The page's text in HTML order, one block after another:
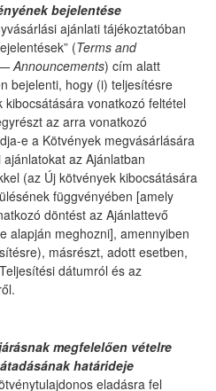
bejelentése
ajánlati tájékoztatóban
(Terms and
Announcements) cím alatt
bejelenti, hogy (i) teljesítésre
vonatkozó feltétel
az arra vonatkozó
e a Kötvények megvásárlására
az Ajánlatban
(az Új kötvények kibocsátására
függvényében [amely
döntést az Ajánlattevő
alapján meghozni], amennyiben
másrészt, adott esetben,
dátumról és az
megfelelően vételre
határideje
eladásra fel